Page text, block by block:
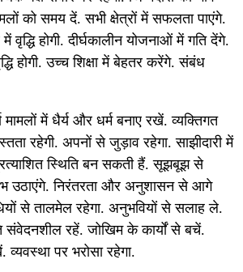
को समय दें. सभी क्षेत्रों में सफलता पाएंगे.
वृद्धि होगी. दीर्घकालीन योजनाओं में गति देंगे.
होगी. उच्च शिक्षा में बेहतर करेंगे. संबंध
मामलों में धैर्य और धर्म बनाए रखें. व्यक्तिगत
रहेगी. अपनों से जुड़ाव रहेगा. साझीदारी में
स्थिति बन सकती हैं. सूझबूझ से
उठाएंगे. निरंतरता और अनुशासन से आगे
से तालमेल रहेगा. अनुभवियों से सलाह ले.
संवेदनशील रहें. जोखिम के कार्यों से बचें.
पर भरोसा रहेगा.